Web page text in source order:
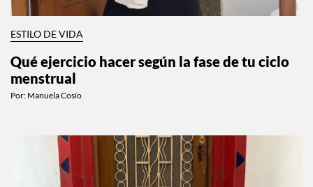
ESTILO DE VIDA
Qué ejercicio hacer según la fase de tu ciclo
menstrual
Por: Manuela Cosío